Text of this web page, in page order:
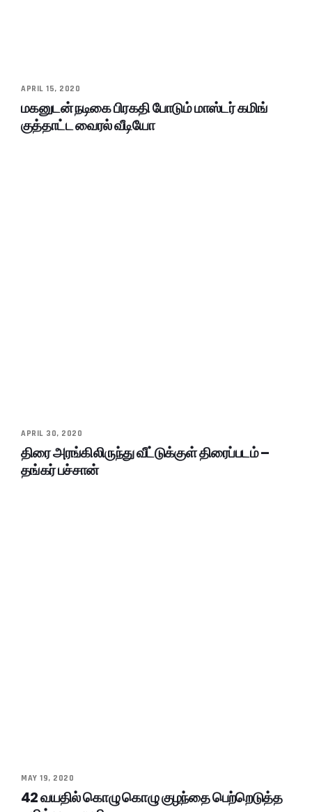
APRIL 15, 2020
மகனுடன் நடிகை பிரகதி போடும் மாஸ்டர் கமிங்
குத்தாட்ட வைரல் வீடியோ
APRIL 30, 2020
திரை அரங்கிலிருந்து வீட்டுக்குள் திரைப்படம் –
தங்கர் பச்சான்
MAY 19, 2020
42 வயதில் கொழு கொழு குழந்தை பெற்றெடுத்த